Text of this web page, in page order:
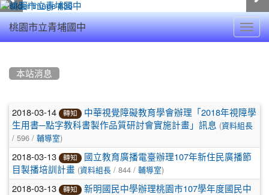
桃園市立青埔國中
本站消息
文
章
列
表
2018-03-14 轉知
中華視覺障礙教育學會辦理「2018年視障學
生用書─點字教科書製作品質研討會實施計畫」訊息 (資料組長
/ 596 / 輔導室)
2018-03-13 轉知
國立教育廣播電臺辦理107年新住民廣播節
目製播培訓計畫 (資料組長 / 844 / 輔導室)
2018-03-13 轉知
新明國民中學辦理桃園市107學年度國民中